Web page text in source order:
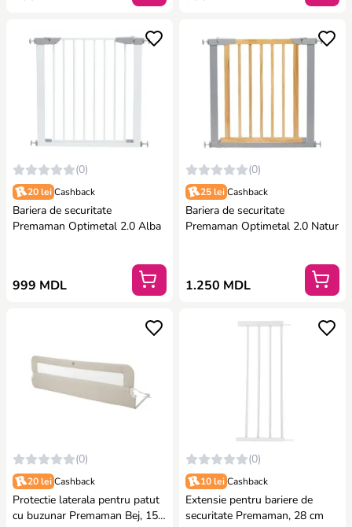
(0)
20 lei Cashback
Bariera de securitate
Premaman Optimetal 2.0 Alba
999 MDL
(0)
25 lei Cashback
Bariera de securitate
Premaman Optimetal 2.0 Natur
1.250 MDL
(0)
20 lei Cashback
Protectie laterala pentru patut
cu buzunar Premaman Bej, 150
(0)
10 lei Cashback
Extensie pentru bariere de
securitate Premaman, 28 cm